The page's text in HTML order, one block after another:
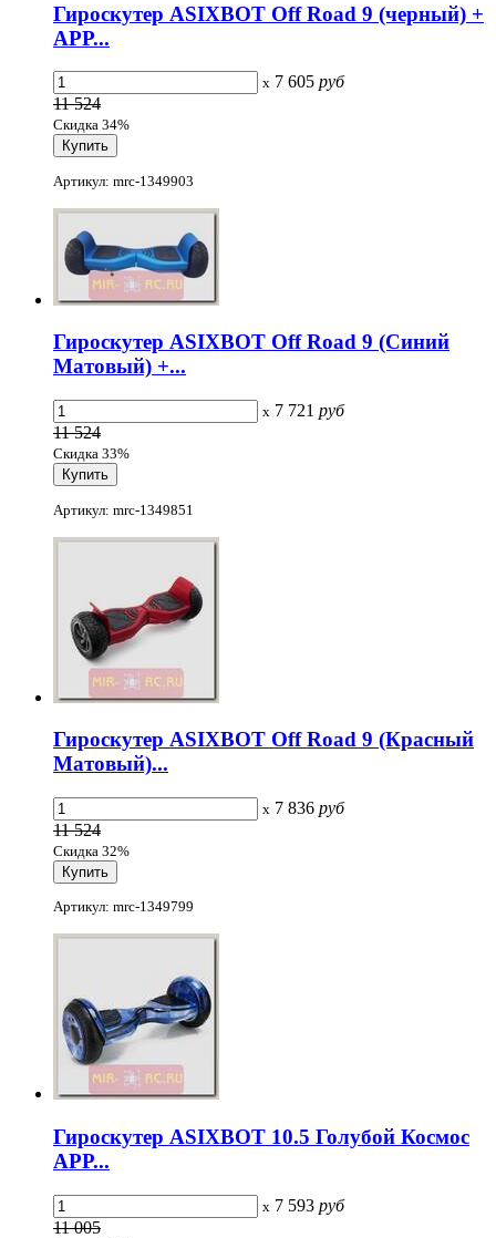
Гироскутер ASIXBOT Off Road 9 (черный) +
APP...
x 7 605 руб
11 524
Скидка 34%
Артикул: mrc-1349903
Гироскутер ASIXBOT Off Road 9 (Синий
Матовый) +...
x 7 721 руб
11 524
Скидка 33%
Артикул: mrc-1349851
Гироскутер ASIXBOT Off Road 9 (Красный
Матовый)...
x 7 836 руб
11 524
Скидка 32%
Артикул: mrc-1349799
Гироскутер ASIXBOT 10.5 Голубой Космос
APP...
x 7 593 руб
11 005